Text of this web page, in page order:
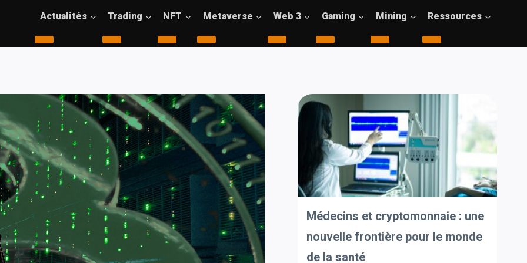
Actualités Trading NFT Metaverse Web 3 Gaming Mining Ressources
Médecins et cryptomonnaie : une
nouvelle frontière pour le monde
de la santé